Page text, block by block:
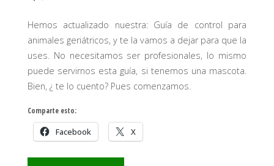
libre."
Hemos actualizado nuestra: Guía de control para
animales geriátricos, y te la vamos a dejar para que la
uses. No necesitamos ser profesionales, lo mismo
puede servirnos esta guía, si tenemos una mascota.
Bien, ¿ te lo cuento? Pues comenzamos.
Comparte esto:
Facebook X